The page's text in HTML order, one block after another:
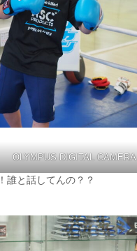
OLYMPUS DIGITAL CAMERA
誰と話してんの？？